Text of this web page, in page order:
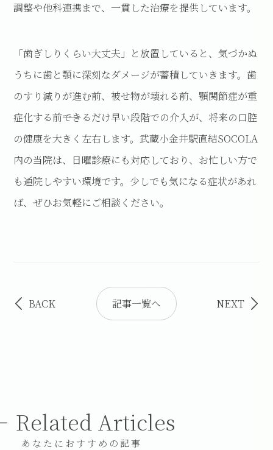
調整や他科連携まで、一貫した治療を提供しています。
「歯ぎしりくらい大丈夫」と放置していると、気づかぬ
うちに歯と顎に深刻なダメージが蓄積していきます。歯
のすり減りが進む前、被せ物が壊れる前、顎関節症が重
症化する前――できるだけ早い段階での介入が、将来の口腔
の健康を大きく左右します。武蔵小金井駅直結SOCOLA
内の当院は、日曜診療にも対応しており、お忙しい方で
も通院しやすい環境です。少しでも気になる症状があれ
ば、ぜひお気軽にご相談ください。
BACK 記事一覧へ NEXT
Related Articles
あなたにおすすめの記事